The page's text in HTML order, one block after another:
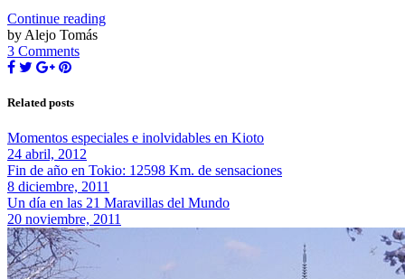
Continue reading
by Alejo Tomás
3 Comments
Related posts
Momentos especiales e inolvidables en Kioto
24 abril, 2012
Fin de año en Tokio: 12598 Km. de sensaciones
8 diciembre, 2011
Un día en las 21 Maravillas del Mundo
20 noviembre, 2011